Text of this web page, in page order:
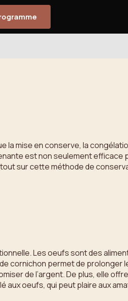
mise en conserve, la
est non seulement efficace
sur cette méthode de
Les oeufs sont des
permet de prolonger
de l’argent. De plus, elle
aux oeufs, qui peut plaire aux